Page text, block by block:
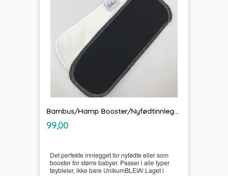
Bambus/Hamp Booster/Nyfødtinnlegg UnikumBLEIA
Pris
99,00mva.
Det perfekte innlegget for nyfødte eller som
booster for større babyer. Passer i alle typer
tøybleier, ikke bare UnikumBLEIA! Laget i